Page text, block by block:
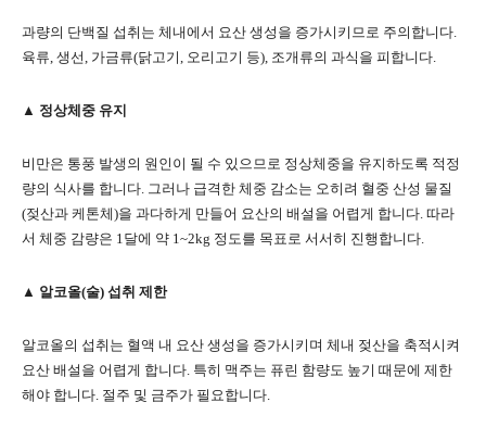
과량의 단백질 섭취는 체내에서 요산 생성을 증가시키므로 주의합니다.
육류, 생선, 가금류(닭고기, 오리고기 등), 조개류의 과식을 피합니다.
▲ 정상체중 유지
비만은 통풍 발생의 원인이 될 수 있으므로 정상체중을 유지하도록 적정
량의 식사를 합니다. 그러나 급격한 체중 감소는 오히려 혈중 산성 물질
(젖산과 케톤체)을 과다하게 만들어 요산의 배설을 어렵게 합니다. 따라
서 체중 감량은 1달에 약 1~2kg 정도를 목표로 서서히 진행합니다.
▲ 알코올(술) 섭취 제한
알코올의 섭취는 혈액 내 요산 생성을 증가시키며 체내 젖산을 축적시켜
요산 배설을 어렵게 합니다. 특히 맥주는 퓨린 함량도 높기 때문에 제한
해야 합니다. 절주 및 금주가 필요합니다.